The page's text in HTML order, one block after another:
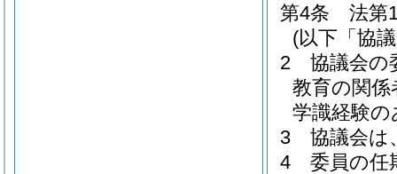
第4条
法第
(以下「協
2
協議会の
教育の関
学識経験
3
協議会は
4
委員の任